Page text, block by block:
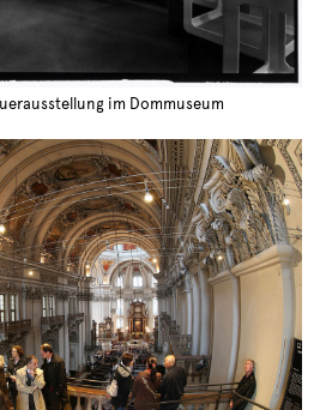
im Dommuseum